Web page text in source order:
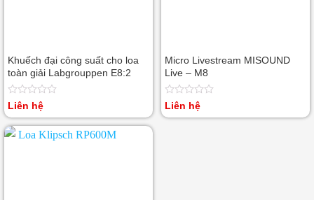
Khuếch đại công suất cho loa
toàn giải Labgrouppen E8:2
Được
hạng
0
Liên hệ
Micro Livestream MISOUND
Live – M8
Được
Liên hệ